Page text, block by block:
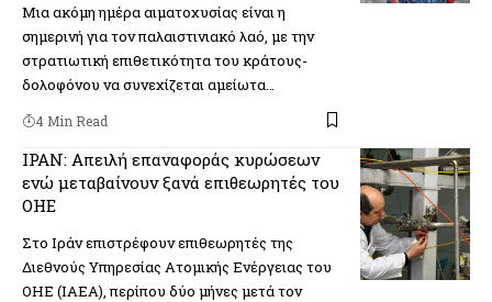
Μια ακόμη ημέρα αιματοχυσίας είναι η
σημερινή για τον παλαιστινιακό λαό, με την
στρατιωτική επιθετικότητα του κράτους-
δολοφόνου να συνεχίζεται αμείωτα…
4 Min Read
ΙΡΑΝ: Απειλή επαναφοράς κυρώσεων
ενώ μεταβαίνουν ξανά επιθεωρητές του
ΟΗΕ
Στο Ιράν επιστρέφουν επιθεωρητές της
Διεθνούς Υπηρεσίας Ατομικής Ενέργειας του
ΟΗΕ (ΙΑΕΑ), περίπου δύο μήνες μετά τον